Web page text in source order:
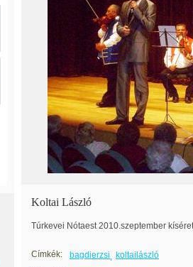
Koltai László
Túrkevei Nótaest 2010.szeptember
Címkék: bagdierzsi
koltailászló